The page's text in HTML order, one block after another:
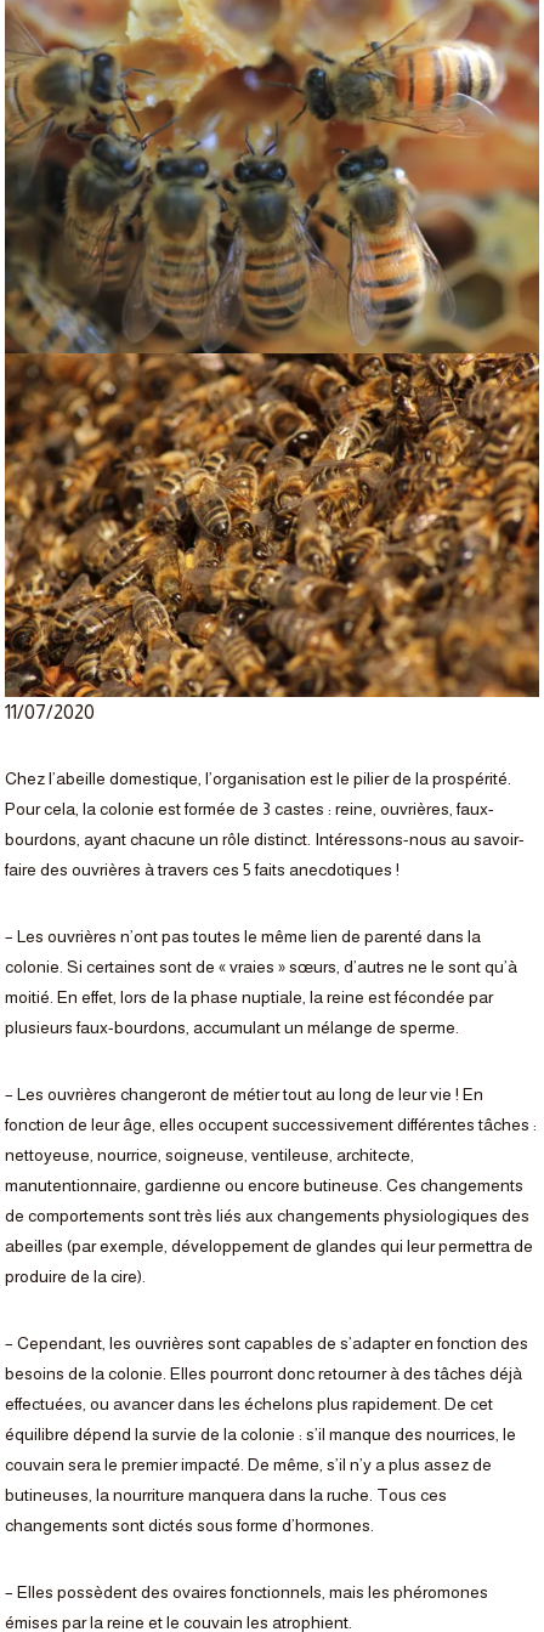
11/07/2020
Chez l’abeille domestique, l’organisation est le pilier de la prospérité.
Pour cela, la colonie est formée de 3 castes : reine, ouvrières, faux-
bourdons, ayant chacune un rôle distinct. Intéressons-nous au savoir-
faire des ouvrières à travers ces 5 faits anecdotiques !
– Les ouvrières n’ont pas toutes le même lien de parenté dans la
colonie. Si certaines sont de « vraies » sœurs, d’autres ne le sont qu’à
moitié. En effet, lors de la phase nuptiale, la reine est fécondée par
plusieurs faux-bourdons, accumulant un mélange de sperme.
– Les ouvrières changeront de métier tout au long de leur vie ! En
fonction de leur âge, elles occupent successivement différentes tâches :
nettoyeuse, nourrice, soigneuse, ventileuse, architecte,
manutentionnaire, gardienne ou encore butineuse. Ces changements
de comportements sont très liés aux changements physiologiques des
abeilles (par exemple, développement de glandes qui leur permettra de
produire de la cire).
– Cependant, les ouvrières sont capables de s’adapter en fonction des
besoins de la colonie. Elles pourront donc retourner à des tâches déjà
effectuées, ou avancer dans les échelons plus rapidement. De cet
équilibre dépend la survie de la colonie : s’il manque des nourrices, le
couvain sera le premier impacté. De même, s’il n’y a plus assez de
butineuses, la nourriture manquera dans la ruche. Tous ces
changements sont dictés sous forme d’hormones.
– Elles possèdent des ovaires fonctionnels, mais les phéromones
émises par la reine et le couvain les atrophient.